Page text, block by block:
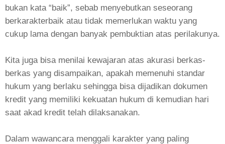
bukan kata “baik”, sebab menyebutkan seseorang
berkarakterbaik atau tidak memerlukan waktu yang
cukup lama dengan banyak pembuktian atas perilakunya.
Kita juga bisa menilai kewajaran atas akurasi berkas-
berkas yang disampaikan, apakah memenuhi standar
hukum yang berlaku sehingga bisa dijadikan dokumen
kredit yang memiliki kekuatan hukum di kemudian hari
saat akad kredit telah dilaksanakan.
Dalam wawancara menggali karakter yang paling